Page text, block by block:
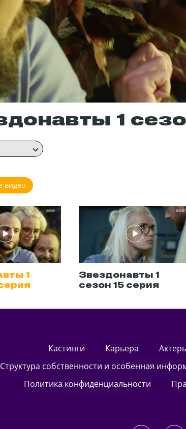
1
видео
1
Звездонавты 1
сезон 15 серия
кастинги Карьера
Структура собственности и особенная
Политика конфиденциальности